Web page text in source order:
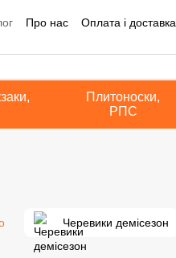
Про нас Оплата і доставка
оферта
Плитоноски,
РПС
Черевики демісезон